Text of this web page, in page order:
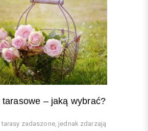
tarasowe – jaką wybrać?
zadaszone, jednak zdarzają